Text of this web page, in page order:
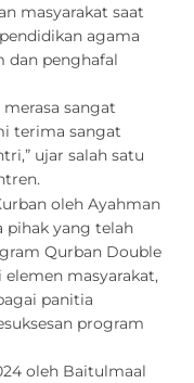
masyarakat saat
agama
dan penghafal
sangat
terima sangat
ujar salah satu
pihak yang telah
Qurban Double
masyarakat,
panitia
program
oleh Baitulmaal